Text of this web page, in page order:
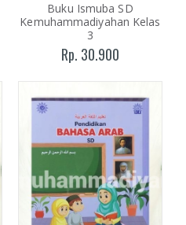
Buku Ismuba SD
Kemuhammadiyahan Kelas
3
Rp. 30.900